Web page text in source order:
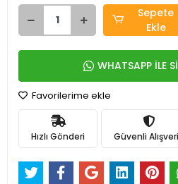
Sepete
Ekle
WHATSAPP İLE
Favorilerime ekle
Hızlı Gönderi Güvenli